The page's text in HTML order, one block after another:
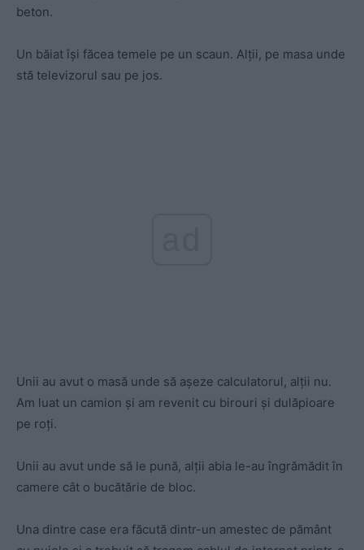
beton.
Un băiat își făcea temele pe un scaun. Alții, pe masa unde
stă televizorul sau pe jos.
Unii au avut o masă unde să așeze calculatorul, alții nu.
Am luat un camion și am revenit cu birouri și dulăpioare
pe roți.
Unii au avut unde să le pună, alții abia le-au îngrămădit în
camere cât o bucătărie de bloc.
Una dintre case era făcută dintr-un amestec de pământ